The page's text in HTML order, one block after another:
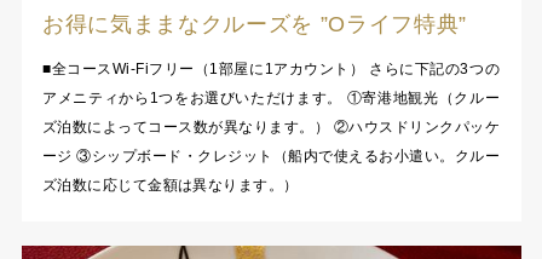
お得に気ままなクルーズを ”Oライフ特典”
■全コースWi-Fiフリー（1部屋に1アカウント） さらに下記の3つの
アメニティから1つをお選びいただけます。 ①寄港地観光（クルー
ズ泊数によってコース数が異なります。） ②ハウスドリンクパッケ
ージ ③シップボード・クレジット（船内で使えるお小遣い。クルー
ズ泊数に応じて金額は異なります。）